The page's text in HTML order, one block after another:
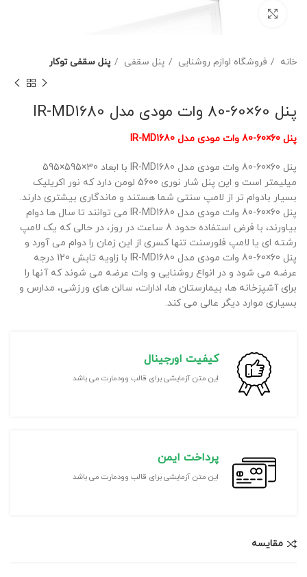
برای بزرگنمایی کلیک کنید
خانه فروشگاه لوازم روشنایی پنل سقفی پنل سقفی توکار
پنل 60×60-80 وات مودی مدل IR-MD1680
پنل 60×60-80 وات مودی مدل IR-MD1680
پنل 60×60-80 وات مودی مدل IR-MD1680 با ابعاد 30×595×595
میلیمتر است و این پنل شار نوری 5600 لومن دارد که نور اکریلیک
بسیار بادوام تر از لامپ سنتی شما هستند و ماندگاری بیشتری دارند.
پنل 60×60-80 وات مودی مدل IR-MD1680 می توانند تا سال ها دوام
بیاورند، با فرض استفاده حدود 8 ساعت در روز، در حالی که یک لامپ
رشته ای یا لامپ فلورسنت تنها کسری از این زمان را دوام می آورد و
پنل 60×60-80 وات مودی مدل IR-MD1680 با زاویه تابش 120 درجه
عرضه می شود و در انواع روشنایی و وات عرضه می شوند که آنها را
برای آشپزخانه ها، بیمارستان ها، ادارات، سالن های ورزشی، مدارس و
بسیاری موارد دیگر عالی می کند.
کیفیت اورجینال
این متن آزمایشی برای قالب وودمارت می باشد
پرداخت ایمن
این متن آزمایشی برای قالب وودمارت می باشد
مقايسه